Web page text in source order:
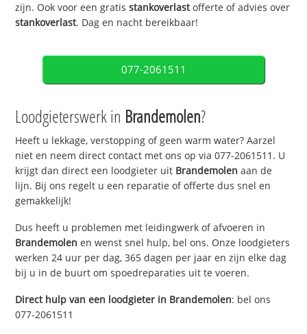
zijn. Ook voor een gratisstankoverlastofferte of advies over
stankoverlast. Dag en nacht bereikbaar!
077-2061511
Loodgieterswerk in Brandemolen?
Heeft u lekkage, verstopping of geen warm water? Aarzel
niet en neem direct contact met ons op via 077-2061511. U
krijgt dan direct een loodgieter uit Brandemolen aan de
lijn. Bij ons regelt u een reparatie of offerte dus snel en
gemakkelijk!
Dus heeft u problemen met leidingwerk of afvoeren in
Brandemolen en wenst snel hulp, bel ons. Onze loodgieters
werken 24 uur per dag, 365 dagen per jaar en zijn elke dag
bij u in de buurt om spoedreparaties uit te voeren.
Direct hulp van een loodgieter in Brandemolen: bel ons
077-2061511